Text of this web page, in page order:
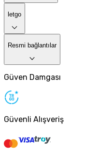
letgo
Resmi bağlantılar
Güven Damgası
Güvenli Alışveriş